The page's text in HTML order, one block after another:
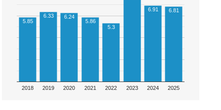
2018 2019 2020 2021 2022 2023 2024 2025
5.85
6.33 6.24
5.86
5.3
6.91 6.81